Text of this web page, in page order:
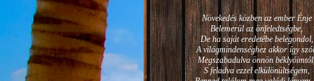
Növekedés közben az ember Énje
Belemerül az önfeledtségbe,
De ha saját eredetébe belegondol,
A világmindenséghez akkor így
Megszabadulva önnön
S feladva ezzel elkülönültségem,